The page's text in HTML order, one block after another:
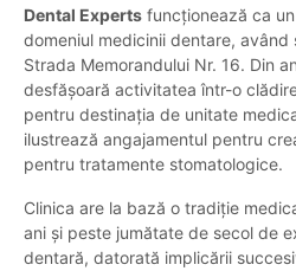
Dental Experts funcționează ca
domeniul medicinii dentare, având
Strada Memorandului Nr. 16. Din
desfășoară activitatea într-o
pentru destinația de unitate
ilustrează angajamentul pentru
pentru tratamente stomatologice.
Clinica are la bază o tradiție
ani și peste jumătate de secol de
dentară, datorată implicării